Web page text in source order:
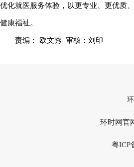
优化就医服务体验，以更专业、更优质
健康福祉。
责编： 欧文秀 审核：刘印
环时网官
粤ICP